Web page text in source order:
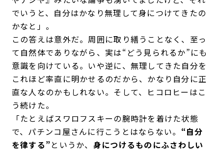
でいうと、自分はかなり無理して身につけてきたの
かなと」。
この答えは意外だ。周囲に取り繕うことなく、至っ
て自然体でありながら、実は“どう見られるか”にも
意識を向けている。いや逆に、無理してきた自分を
これほど率直に明かせるのだから、かなり自分に正
直な人なのかもしれない。そして、ヒコロヒーはこ
う続けた。
「たとえばスワロフスキーの腕時計を着けた状態
で、パチンコ屋さんに行こうとはならない。 “自分
を律する”というか、 身につけるものにふさわしい